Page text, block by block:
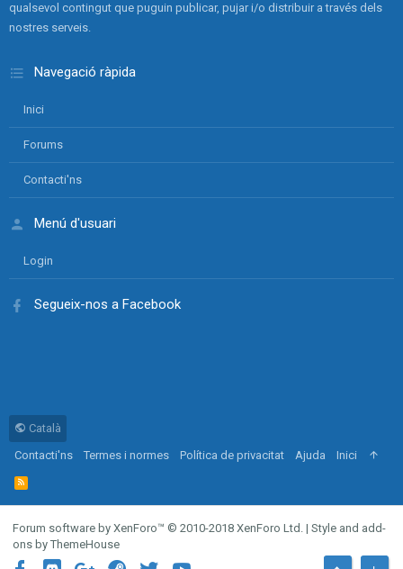
qualsevol contingut que puguin publicar, pujar i/o distribuir a través dels
nostres serveis.
Navegació ràpida
Inici
Forums
Contacti'ns
Menú d'usuari
Login
Segueix-nos a Facebook
Català
Contacti'ns
Termes i normes Política de privacitat Ajuda Inici
R
S
S
Forum software by XenForo™ © 2010-2018 XenForo Ltd. | Style and add-
ons by ThemeHouse